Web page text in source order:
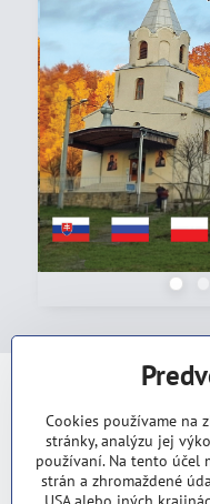
Cookies používame na
stránky, analýzu jej
používaní. Na tento účel
strán a zhromaždené